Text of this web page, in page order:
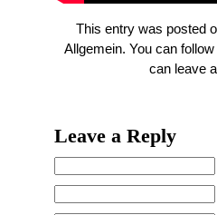
This entry was posted
Allgemein. You can
can leave
Leave a Reply